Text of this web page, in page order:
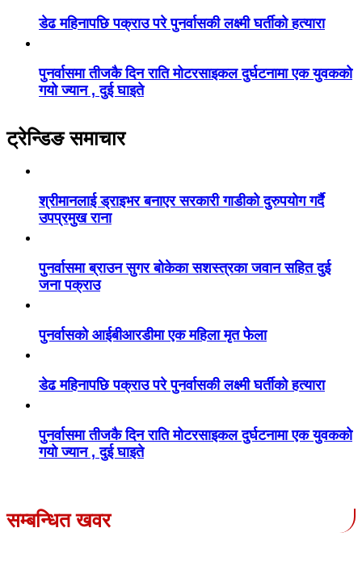
डेढ महिनापछि पक्राउ परे पुनर्वासकी लक्ष्मी घर्तीको हत्यारा
पुनर्वासमा तीजकै दिन राति मोटरसाइकल दुर्घटनामा एक युवकको
गयो ज्यान , दुई घाइते
ट्रेन्डिङ समाचार
श्रीमानलाई ड्राइभर बनाएर सरकारी गाडीको दुरुपयोग गर्दै
उपप्रमुख राना
पुनर्वासमा ब्राउन सुगर बोकेका सशस्त्रका जवान सहित दुई
जना पक्राउ
पुनर्वासको आईबीआरडीमा एक महिला मृत फेला
डेढ महिनापछि पक्राउ परे पुनर्वासकी लक्ष्मी घर्तीको हत्यारा
पुनर्वासमा तीजकै दिन राति मोटरसाइकल दुर्घटनामा एक युवकको
गयो ज्यान , दुई घाइते
सम्बन्धित खवर